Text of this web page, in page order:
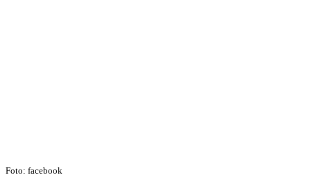
Foto: facebook